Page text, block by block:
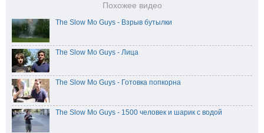
Похожее видео
The Slow Mo Guys - Взрыв бутылки
The Slow Mo Guys - Лица
The Slow Mo Guys - Готовка попкорна
The Slow Mo Guys - 1500 человек и шарик с водой